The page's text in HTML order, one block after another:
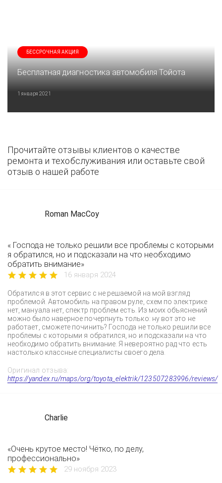
БЕССРОЧНАЯ АКЦИЯ
Бесплатная диагностика автомобиля Тойота
1 января 2021
Прочитайте отзывы клиентов о качестве
ремонта и техобслуживания или оставьте свой
отзыв о нашей работе
Roman MacCoy
« Господа не только решили все проблемы с которыми
я обратился, но и подсказали на что необходимо
обратить внимание»
16 января 2024
Обратился в этот сервис с не решаемой на мой взгляд
проблемой. Автомобиль на правом руле, схем по электрике
нет, мануала нет, спектр проблем есть. Из моих объяснений
можно было наверное почерпнуть только: ну вот это не
работает, сможете починить? Господа не только решили все
проблемы с которыми я обратился, но и подсказали на что
необходимо обратить внимание. Я невероятно рад что есть
настолько классные специалисты своего дела.
Оригинал отзыва:
https://yandex.ru/maps/org/toyota_elektrik/123507283996/reviews/
Charlie
«Очень крутое место! Чётко, по делу,
профессионально»
29 ноября 2023